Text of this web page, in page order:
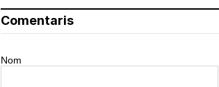
Comentaris
Nom